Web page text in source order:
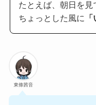
たとえば、朝日を見
ちょっとした風に
東條茜音